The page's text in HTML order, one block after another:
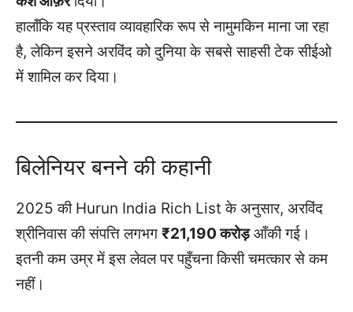
हालाँकि यह प्रस्ताव व्यावहारिक रूप से नामुमकिन माना जा रहा
है, लेकिन इसने अरविंद को दुनिया के सबसे साहसी टेक सीईओ
में शामिल कर दिया।
बिलेनियर बनने की कहानी
2025 की Hurun India Rich List के अनुसार, अरविंद
श्रीनिवास की संपत्ति लगभग ₹21,190 करोड़आँकी गई।
इतनी कम उम्र में इस लेवल पर पहुँचना किसी चमत्कार से कम
नहीं।